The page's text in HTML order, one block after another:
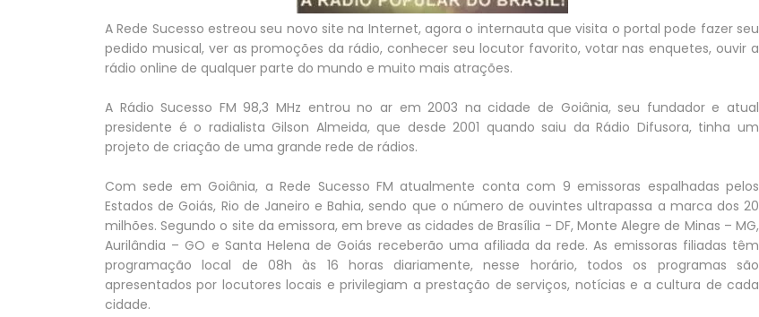
A Rede Sucesso estreou seu novo site na Internet, agora o internauta que visita o portal pode fazer seu
pedido musical, ver as promoções da rádio, conhecer seu locutor favorito, votar nas enquetes, ouvir a
rádio online de qualquer parte do mundo e muito mais atrações.
A Rádio Sucesso FM 98,3 MHz entrou no ar em 2003 na cidade de Goiânia, seu fundador e atual
presidente é o radialista Gilson Almeida, que desde 2001 quando saiu da Rádio Difusora, tinha um
projeto de criação de uma grande rede de rádios.
Com sede em Goiânia, a Rede Sucesso FM atualmente conta com 9 emissoras espalhadas pelos
Estados de Goiás, Rio de Janeiro e Bahia, sendo que o número de ouvintes ultrapassa a marca dos 20
milhões. Segundo o site da emissora, em breve as cidades de Brasília - DF, Monte Alegre de Minas – MG,
Aurilândia – GO e Santa Helena de Goiás receberão uma afiliada da rede. As emissoras filiadas têm
programação local de 08h às 16 horas diariamente, nesse horário, todos os programas são
apresentados por locutores locais e privilegiam a prestação de serviços, notícias e a cultura de cada
cidade.